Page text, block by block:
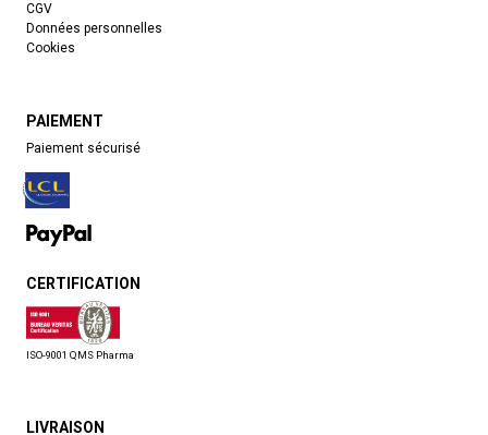
CGV
Données personnelles
Cookies
PAIEMENT
Paiement sécurisé
CERTIFICATION
ISO-9001 QMS Pharma
LIVRAISON